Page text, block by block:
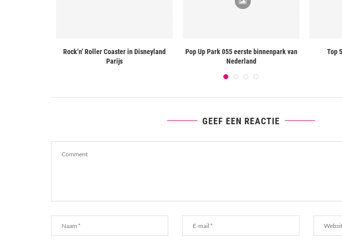
Rock’n’ Roller Coaster in Disneyland
Parijs
Pop Up Park 055 eerste binnenpark van
Nederland
Top
GEEF EEN REACTIE